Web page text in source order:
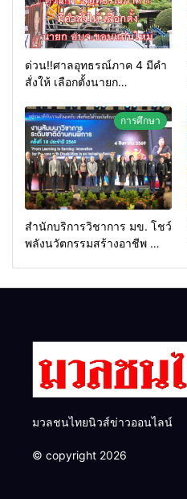
ด่วน!!ศาลอุทธรณ์ภาค 4 มีคำ
สั่งให้ เลือกตั้งนายก
การศึกษา
สำนักบริการวิชาการ มข. โชว์
พลังนวัตกรรมสร้างอาชีพ นำ
มวลชนไทยนิวส์ข่าวออนไลน์
© copyright 2026